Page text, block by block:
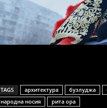
TAGS архитектура бузлуджа
народна носия
рита ора